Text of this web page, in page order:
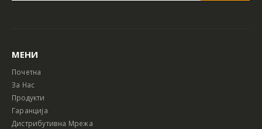
МЕНИ
Почетна
За Нас
Продукти
Гаранција
Дистрибутивна Мрежа